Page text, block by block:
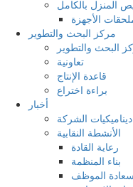
المنزل بالكامل
الأجهزة
مركز البحث والتطوير
البحث والتطوير
تعاونية
قاعدة الإنتاج
براءة اختراع
أخبار
ديناميكيات الشركة
الأنشطة النقابية
رعاية القادة
بناء المنظمة
سعادة الموظف